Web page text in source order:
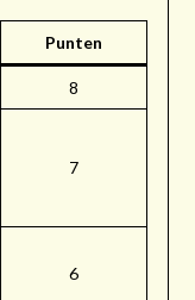
Punten
8
7
6